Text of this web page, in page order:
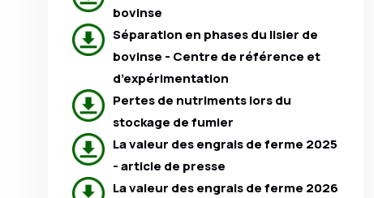
bovinse
Séparation en phases du lisier de
bovinse - Centre de référence et
d’expérimentation
Pertes de nutriments lors du
stockage de fumier
La valeur des engrais de ferme 2025
- article de presse
La valeur des engrais de ferme 2026